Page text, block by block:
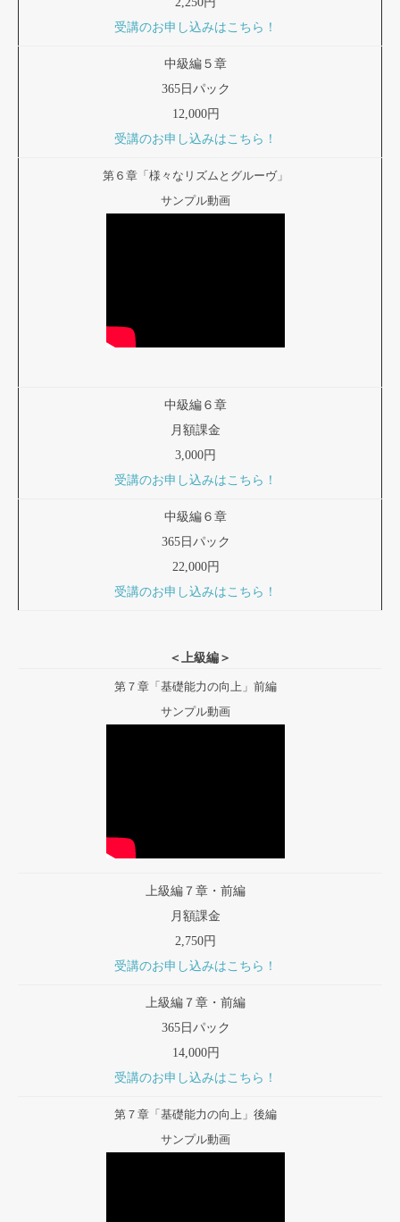
受講のお申し込みはこちら！
中級編５章
365日パック
12,000円
受講のお申し込みはこちら！
第６章「様々なリズムとグルーヴ」
サンプル動画
中級編６章
月額課金
3,000円
受講のお申し込みはこちら！
中級編６章
365日パック
22,000円
受講のお申し込みはこちら！
＜上級編＞
第７章「基礎能力の向上」前編
サンプル動画
上級編７章・前編
月額課金
2,750円
受講のお申し込みはこちら！
上級編７章・前編
365日パック
14,000円
受講のお申し込みはこちら！
第７章「基礎能力の向上」後編
サンプル動画